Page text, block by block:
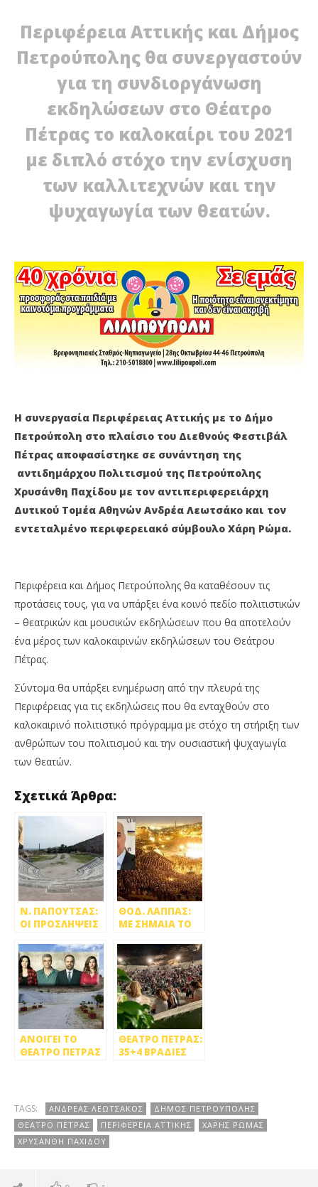
ΔΙΑΒΑΖΕΤΕ ΤΩΡΑ
Δ. ΠΕΤΡΟΥΠΟΛΗΣ: ΣΥΝΔΙΟΡΓΑΝΩΣΗ ΕΚΔΗΛΩΣΕΩΝ
Απριλίου
2021
Maxitis
Petroupolis
Περιφέρεια Αττικής και Δήμος
Πετρούπολης θα συνεργαστούν
για τη συνδιοργάνωση
εκδηλώσεων στο Θέατρο
Πέτρας το καλοκαίρι του 2021
με διπλό στόχο την ενίσχυση
των καλλιτεχνών και την
ψυχαγωγία των θεατών.
Η συνεργασία Περιφέρειας Αττικής με το Δήμο
Πετρούπολη στο πλαίσιο του Διεθνούς Φεστιβάλ
Πέτρας αποφασίστηκε σε συνάντηση της
αντιδημάρχου Πολιτισμού της Πετρούπολης
Χρυσάνθη Παχίδου με τον αντιπεριφερειάρχη
Δυτικού Τομέα Αθηνών Ανδρέα Λεωτσάκο και τον
εντεταλμένο περιφερειακό σύμβουλο Χάρη Ρώμα.
Περιφέρεια και Δήμος Πετρούπολης θα καταθέσουν τις
προτάσεις τους, για να υπάρξει ένα κοινό πεδίο πολιτιστικών
– θεατρικών και μουσικών εκδηλώσεων που θα αποτελούν
ένα μέρος των καλοκαιρινών εκδηλώσεων του Θεάτρου
Πέτρας.
Σύντομα θα υπάρξει ενημέρωση από την πλευρά της
Περιφέρειας για τις εκδηλώσεις που θα ενταχθούν στο
καλοκαιρινό πολιτιστικό πρόγραμμα με στόχο τη στήριξη των
ανθρώπων του πολιτισμού και την ουσιαστική ψυχαγωγία
των θεατών.
Σχετικά Άρθρα:
Ν. ΠΑΠΟΥΤΣΑΣ:
ΟΙ ΠΡΟΣΛΗΨΕΙΣ
ΠΕΤΡΑΣ ΘΑ
ΓΙΝΟΥΝ ΑΝ
ΕΠΙΤΡΑΠΕΙ Η
ΛΕΙΤΟΥΡΓΙΑ ΤΟΥ!
ΘΟΔ. ΛΑΠΠΑΣ:
ΜΕ ΣΗΜΑΙΑ ΤΟ
ΝΑ ΒΓΑΛΟΥΜΕ
ΤΗΝ ΠΟΛΗ ΑΠΟ
ΤΟΝ ΑΥΤΟΜΑΤΟ
ΠΙΛΟΤΟ!
ΑΝΟΙΓΕΙ ΤΟ
ΘΕΑΤΡΟ ΠΕΤΡΑΣ
ΘΕΑΤΡΟ ΠΕΤΡΑΣ:
35+4 ΒΡΑΔΙΕΣ
TAGS: ΑΝΔΡΕΑΣ ΛΕΩΤΣΑΚΟΣ
ΔΗΜΟΣ ΠΕΤΡΟΥΠΟΛΗΣ
ΘΕΑΤΡΟ ΠΕΤΡΑΣ
ΠΕΡΙΦΕΡΕΙΑ ΑΤΤΙΚΗΣ
ΧΑΡΗΣ ΡΩΜΑΣ
ΧΡΥΣΑΝΘΗ ΠΑΧΙΔΟΥ